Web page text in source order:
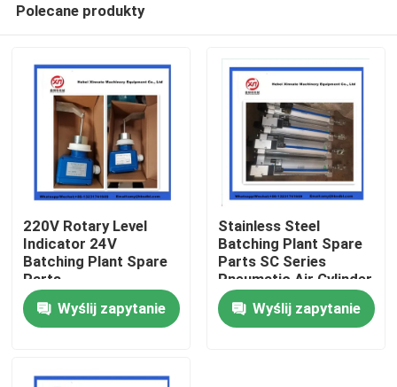
Dom
Produkty
Filmy
Polecane produkty
220V Rotary Level
Indicator 24V
Batching Plant Spare
Parts
Wyślij zapytanie
Stainless Steel
Batching Plant Spare
Parts SC Series
Pneumatic Air Cylinder
With Single Ear
Wyślij zapytanie